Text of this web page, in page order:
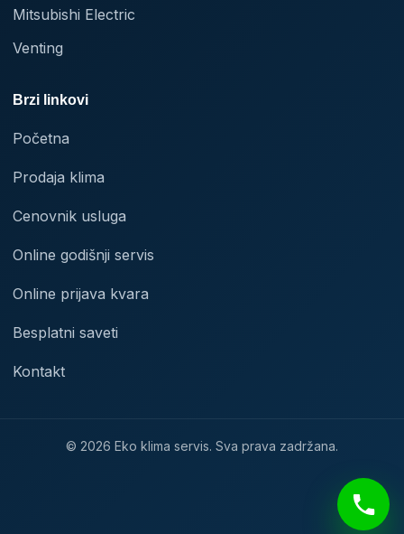
Mitsubishi Electric
Venting
Brzi linkovi
Početna
Prodaja klima
Cenovnik usluga
Online godišnji servis
Online prijava kvara
Besplatni saveti
Kontakt
© 2026 Eko klima servis. Sva prava zadržana.